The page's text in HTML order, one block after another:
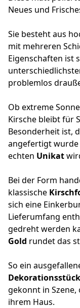
Neues und
Sie besteht aus
mit mehreren
Eigenschaften ist
problemlos
Ob extreme
Kirsche bleibt für
Besonderheit ist,
angefertigt wurde
echten Unikat
Bei der Form
klassische
sich eine
Lieferumfang
gedreht werden
Gold rundet das
So ein
Dekorationsstück
gekonnt in
ihrem Haus.